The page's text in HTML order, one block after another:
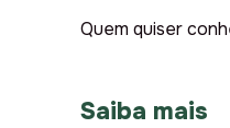
Quem quiser
Saiba mais